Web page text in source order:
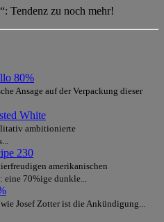
Tendenz zu noch mehr!
80%
Ansage auf der Verpackung dieser
White
ambitionierte
230
amerikanischen
eine 70%ige dunkle...
Josef Zotter ist die Ankündigung...